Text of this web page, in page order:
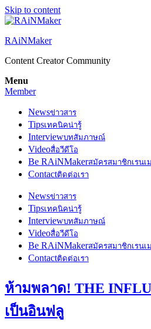
Skip to content
RAiNMaker
Content Creator Community
Menu
Member
Newsข่าวสาร
Tipsเทคนิคน่ารู้
Interviewบทสัมภาษณ์
Videoสื่อวีดีโอ
Be RAiNMakerสมัครสมาชิกเรนเ
Contactติดต่อเรา
Newsข่าวสาร
Tipsเทคนิคน่ารู้
Interviewบทสัมภาษณ์
Videoสื่อวีดีโอ
Be RAiNMakerสมัครสมาชิกเรนเ
Contactติดต่อเรา
ห้ามพลาด! THE
เป็นอินฟลู